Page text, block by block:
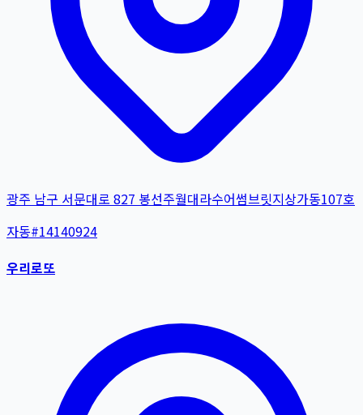
광주 남구 서문대로 827 봉선주월대라수어썸브릿지상가동107호
자동#14140924
우리로또